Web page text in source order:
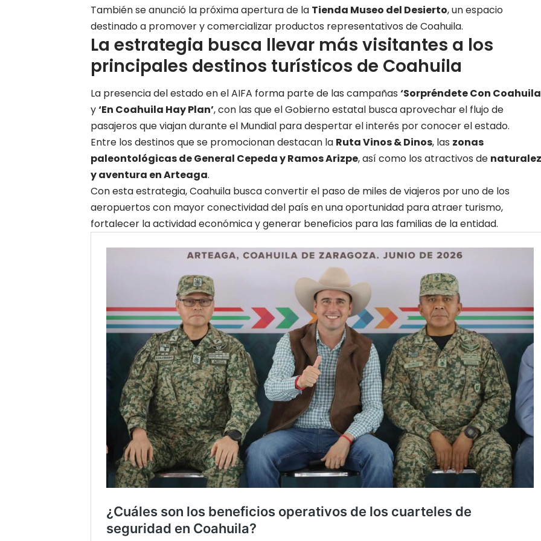
También se anunció la próxima apertura de la Tienda Museo del Desierto, un espacio
destinado a promover y comercializar productos representativos de Coahuila.
La estrategia busca llevar más visitantes a los
principales destinos turísticos de Coahuila
La presencia del estado en el AIFA forma parte de las campañas ‘Sorpréndete Con
y‘En Coahuila Hay Plan’, con las que el Gobierno estatal busca aprovechar el flujo de
pasajeros que viajan durante el Mundial para despertar el interés por conocer el estado.
Entre los destinos que se promocionan destacan la Ruta Vinos & Dinos, las zonas
paleontológicas de General Cepeda y Ramos Arizpe, así como los atractivos de
y aventura en Arteaga.
Con esta estrategia, Coahuila busca convertir el paso de miles de viajeros por uno de los
aeropuertos con mayor conectividad del país en una oportunidad para atraer turismo,
fortalecer la actividad económica y generar beneficios para las familias de la entidad.